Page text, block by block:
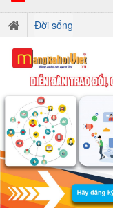
Đời sống